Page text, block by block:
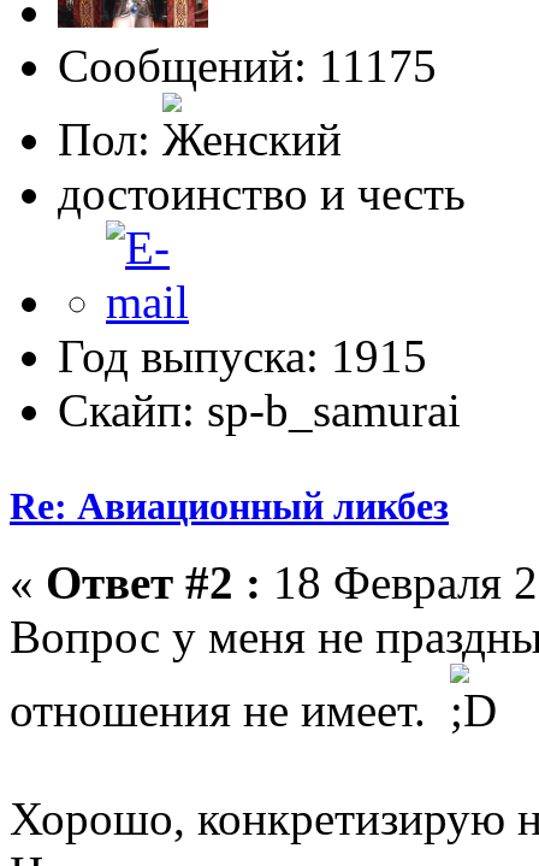
Сообщений: 11175
Пол:
достоинство и честь
Год выпуска: 1915
Скайп: sp-b_samurai
Re: Авиационный ликбез
« Ответ #2 : 18 Февраля
Вопрос у меня не
отношения не имеет.
Хорошо, конкретизирую